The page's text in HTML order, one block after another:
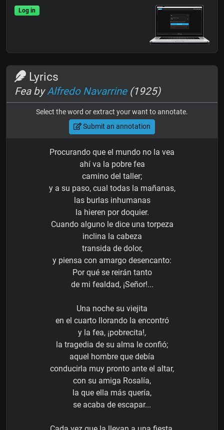
Log in
Lyrics
Fea byAlfredo Navarrine(1925)
Select the word or extract your want to annotate.
Submit an annotation
Procurando que el mundo no la vea
ahí va la pobre fea
camino del taller;
y a su paso, cual todas la mañanas,
las burlas inhumanas
la hieren por doquier.
Cuando alguno le dice una torpeza
inclina la cabeza
transida de dolor,
y piensa con amargo desencanto:
Por qué se reirán tanto
de mi fealdad, ¡Señor!...
Una noche su viejita
en el cuarto llorando la encontró
y la fea, ¡pobrecita!,
la tragedia de su alma le confió;
aquel hombre que debía
conducirla muy pronto ante el altar,
con su amiga Rosalía,
la que ella más quería,
se acaba de escapar...